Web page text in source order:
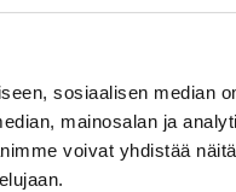
sosiaalisen median
mainosalan ja
voivat yhdistää